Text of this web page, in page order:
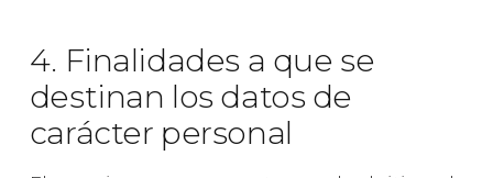
4. Finalidades a que se
destinan los datos de
carácter personal